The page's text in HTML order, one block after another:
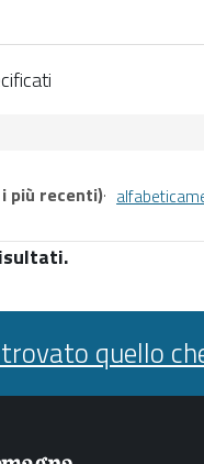
più recenti)·
quello